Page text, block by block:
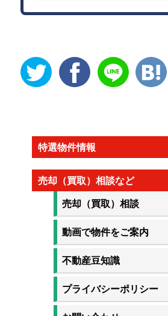
特選物件情報
売却（買取）相談など
売却（買取）相談
動画で物件をご案内
不動産豆知識
プライバシーポリシー